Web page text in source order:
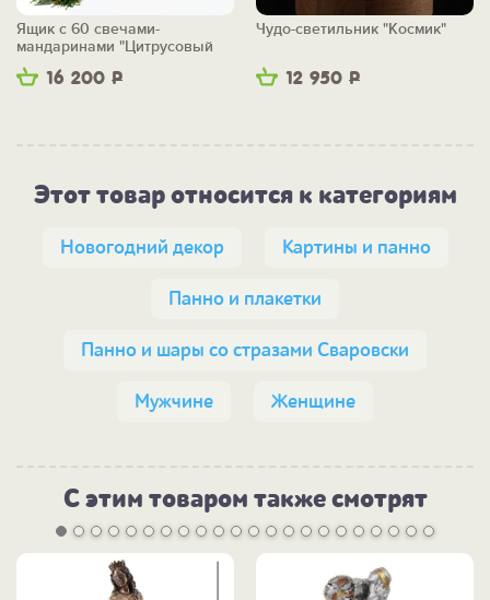
16 200 Р
Ящик с 60 свечами-
мандаринами "Цитрусовый
бум"
12 950 Р
Чудо-светильник "Космик"
Этот товар относится к категориям
Новогодний декор Картины и панно
Панно и плакетки
Панно и шары со стразами Сваровски
Мужчине Женщине
С этим товаром также смотрят